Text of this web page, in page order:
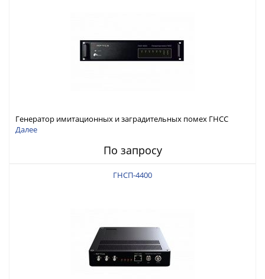
Генератор имитационных и заградительных помех ГНСС
RFТех ГНСП-4800
Далее
По запросу
ГНСП-4400